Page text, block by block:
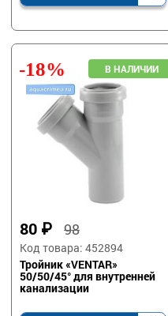
80 ₽98
Код товара: 452894
Тройник «VENTAR»
50/50/45° для внутренней
канализации
-18%